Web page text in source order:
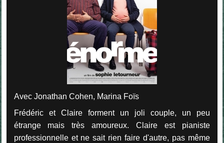
Avec Jonathan Cohen, Marina Foïs
Frédéric et Claire forment un joli couple, un peu
étrange mais très amoureux. Claire est pianiste
professionnelle et ne sait rien faire d'autre, pas même